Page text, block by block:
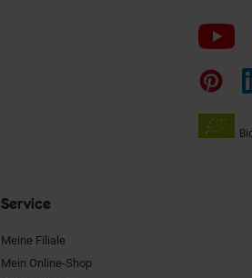
Folge
uns
auf
Service
Meine Filiale
Mein Online-Shop